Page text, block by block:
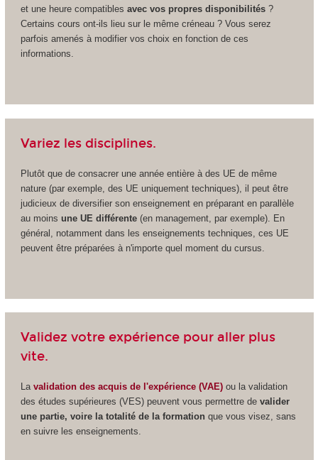
et une heure compatibles avec vos propres disponibilités?
Certains cours ont-ils lieu sur le même créneau ? Vous serez
parfois amenés à modifier vos choix en fonction de ces
informations.
Variez les disciplines.
Plutôt que de consacrer une année entière à des UE de même
nature (par exemple, des UE uniquement techniques), il peut être
judicieux de diversifier son enseignement en préparant en parallèle
au moins une UE différente(en management, par exemple). En
général, notamment dans les enseignements techniques, ces UE
peuvent être préparées à n'importe quel moment du cursus.
Validez votre expérience pour aller plus
vite.
La validation des acquis de l'expérience (VAE) ou la validation
des études supérieures (VES) peuvent vous permettre de valider
une partie, voire la totalité de la formation que vous visez, sans
en suivre les enseignements.